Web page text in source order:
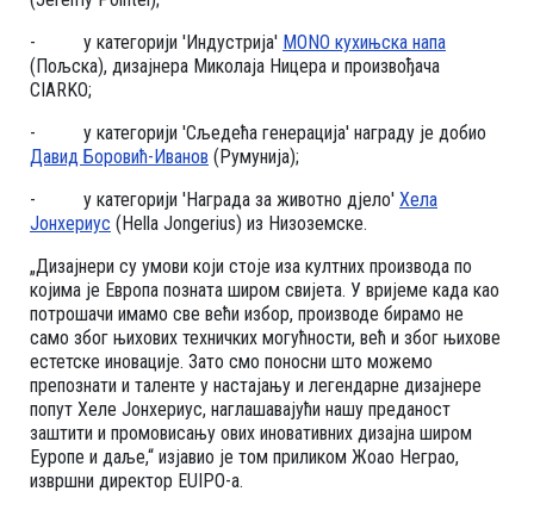
- у категорији 'Индустрија' MONO кухињска напа
(Пољска), дизајнера Миколаја Ницера и произвођача
CIARKO;
- у категорији 'Сљедећа генерација' награду је добио
Давид Боровић-Иванов (Румунија);
- у категорији 'Награда за животно дјело' Хела
Јонхериус (Hella Jongerius) из Низоземске.
„Дизајнери су умови који стоје иза култних производа по
којима је Европа позната широм свијета. У вријеме када као
потрошачи имамо све већи избор, производе бирамо не
само због њихових техничких могућности, већ и због њихове
естетске иновације. Зато смо поносни што можемо
препознати и таленте у настајању и легендарне дизајнере
попут Хеле Јонхериус, наглашавајући нашу преданост
заштити и промовисању ових иновативних дизајна широм
Еуропе и даље,“ изјавио је том приликом Жоао Неграо,
извршни директор ЕUIPО-а.